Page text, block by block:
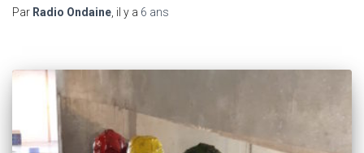
Par Radio Ondaine, il y a 6 ans